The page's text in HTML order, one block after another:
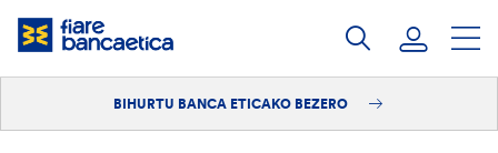
Pasatu
edukia
BIHURTU BANCA ETICAKO BEZERO